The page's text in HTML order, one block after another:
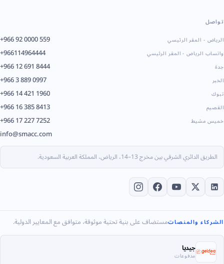
تواصل
+966 92 0000 559 الرياض - المقر الرئيسي
+966114964444 واتساب الرياض - المقر الرئيسي
+966 12 691 8444 جدة
+966 3 889 0997 الخبر
+966 14 421 1960 تبوك
+966 16 385 8413 القصيم
+966 17 227 7252 خميس مشيط
info@smacc.com
الطريق الدائري الشرقي بين مخرج 13–14، الرياض، المملكة العربية السعودية.
الشركاء والمنصاتمستضاف على بنية تحتية موثوقة، متوافق مع المعايير الدولية.
جيديا
مدفوعات